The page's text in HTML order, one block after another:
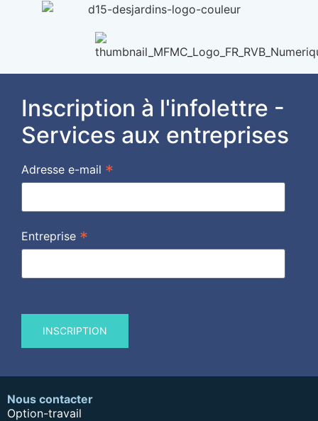
Inscription à l'infolettre -
Services aux entreprises
Adresse e-mail *
Entreprise *
Nous contacter
Option-travail